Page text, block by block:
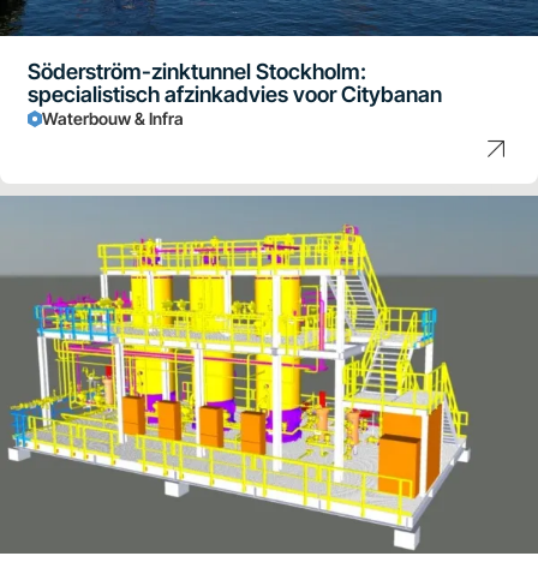
Söderström-zinktunnel Stockholm:
specialistisch afzinkadvies voor Citybanan
Waterbouw & Infra